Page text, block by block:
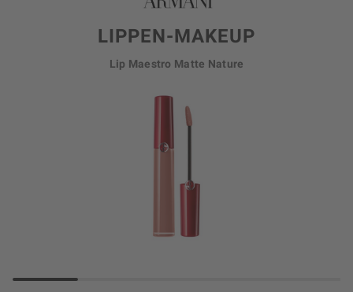
LIPPEN-MAKEUP
Lip Maestro Matte Nature